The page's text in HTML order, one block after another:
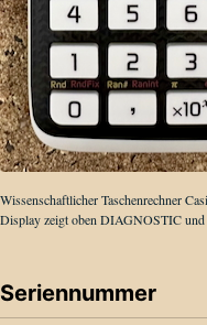
Wissenschaftlicher Taschenrechner
Display zeigt oben DIAGNOSTIC und
Seriennummer